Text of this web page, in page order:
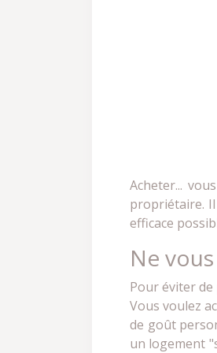
Acheter...
propriétaire.
efficace
Ne
Pour éviter de
Vous voulez
de goût
un logement